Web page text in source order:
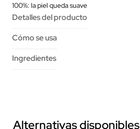
100%: la piel queda suave
Detalles del producto
Cómo se usa
Ingredientes
Alternativas disponibles